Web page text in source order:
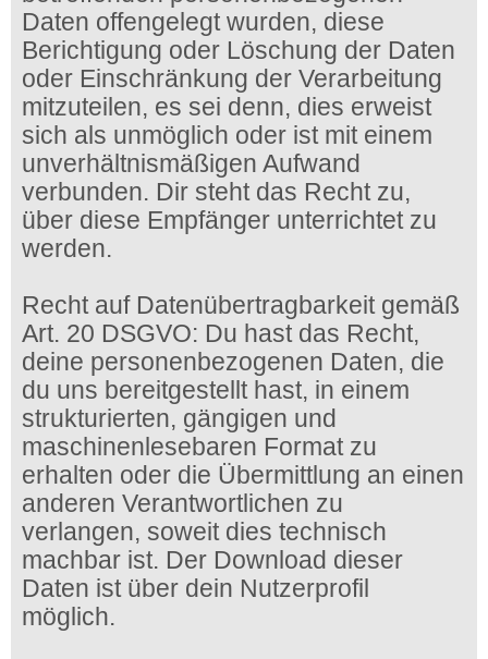
Daten offengelegt wurden, diese
Berichtigung oder Löschung der Daten
oder Einschränkung der Verarbeitung
mitzuteilen, es sei denn, dies erweist
sich als unmöglich oder ist mit einem
unverhältnismäßigen Aufwand
verbunden. Dir steht das Recht zu,
über diese Empfänger unterrichtet zu
werden.
Recht auf Datenübertragbarkeit gemäß
Art. 20 DSGVO: Du hast das Recht,
deine personenbezogenen Daten, die
du uns bereitgestellt hast, in einem
strukturierten, gängigen und
maschinenlesebaren Format zu
erhalten oder die Übermittlung an einen
anderen Verantwortlichen zu
verlangen, soweit dies technisch
machbar ist. Der Download dieser
Daten ist über dein Nutzerprofil
möglich.